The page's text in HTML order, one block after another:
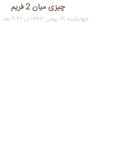
چیزی میان 2 فریم
چهارشنبه ۲۸ بهمن ۱۳۸۳ در ۹:۴۲ بعد از ظهر